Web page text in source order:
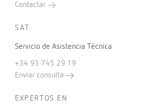
Contactar
SAT
Servicio de Asistencia Técnica
+34 93 745 29 19
Enviar consulta
EXPERTOS EN